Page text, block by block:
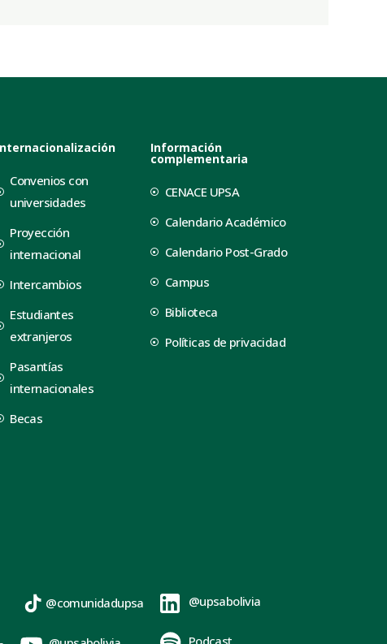
Convenios con
universidades
Proyección
internacional
Intercambios
Estudiantes
extranjeros
Pasantías
internacionales
Becas
Información
complementaria
CENACE UPSA
Calendario Académico
Calendario Post-Grado
Campus
Biblioteca
Políticas de privacidad
@comunidadupsa @upsabolivia
Podcast